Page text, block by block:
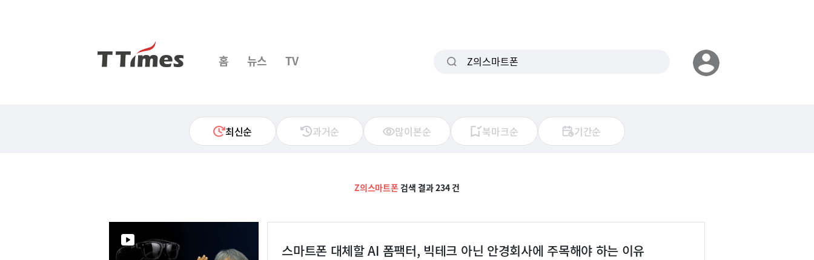
홈 뉴스 TV
최신순 과거순 많이본순 북마크순 기간순
Z의스마트폰검색 결과 234 건
스마트폰 대체할 AI 폼팩터, 빅테크 아닌 안경회사에 주목해야 하는 이유